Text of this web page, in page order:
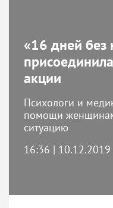
«16 дней без
акции
Психологи и
помощи
ситуацию
16:36 | 10.12.2019